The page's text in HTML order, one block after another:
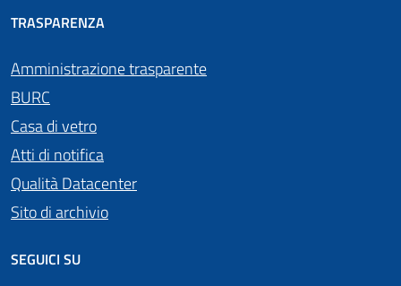
TRASPARENZA
Amministrazione trasparente
BURC
Casa di vetro
Atti di notifica
Qualità Datacenter
Sito di archivio
SEGUICI SU